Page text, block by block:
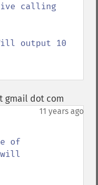
calling
output 10
gmail dot com
11 years ago
will